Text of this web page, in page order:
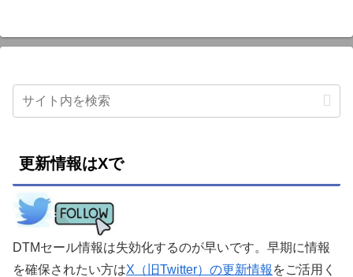
更新情報はXで
DTMセール情報は失効化するのが早いです。早期に情報
を確保されたい方はX（旧Twitter）の更新情報 をご活用く